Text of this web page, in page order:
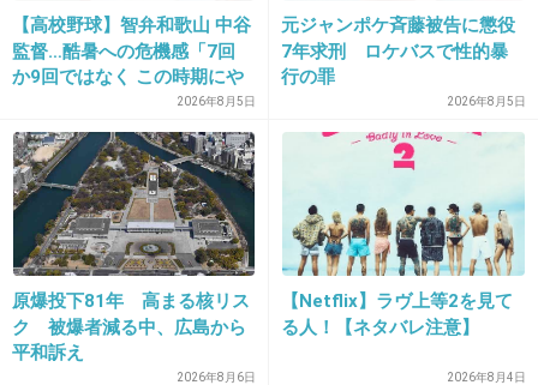
２人とも好かん
9. 匿名 2018/11/16(金) 10:39:55
これはヒップホップじゃないほうのラッパーで
しょ?
+16 -1
【高校野球】智弁和歌山 中谷
監督…酷暑への危機感「7回
か9回ではなく この時期にや
るか やらないか 命の危険が
あるのではと」
2026年8月5日
元ジャンポケ斉藤被告に懲役
7年求刑 ロケバスで性的暴
行の罪
2026年8月5日
原爆投下81年 高まる核リス
ク 被爆者減る中、広島から
平和訴え
2026年8月6日
【Netflix】ラヴ上等2を見て
る人！【ネタバレ注意】
2026年8月4日